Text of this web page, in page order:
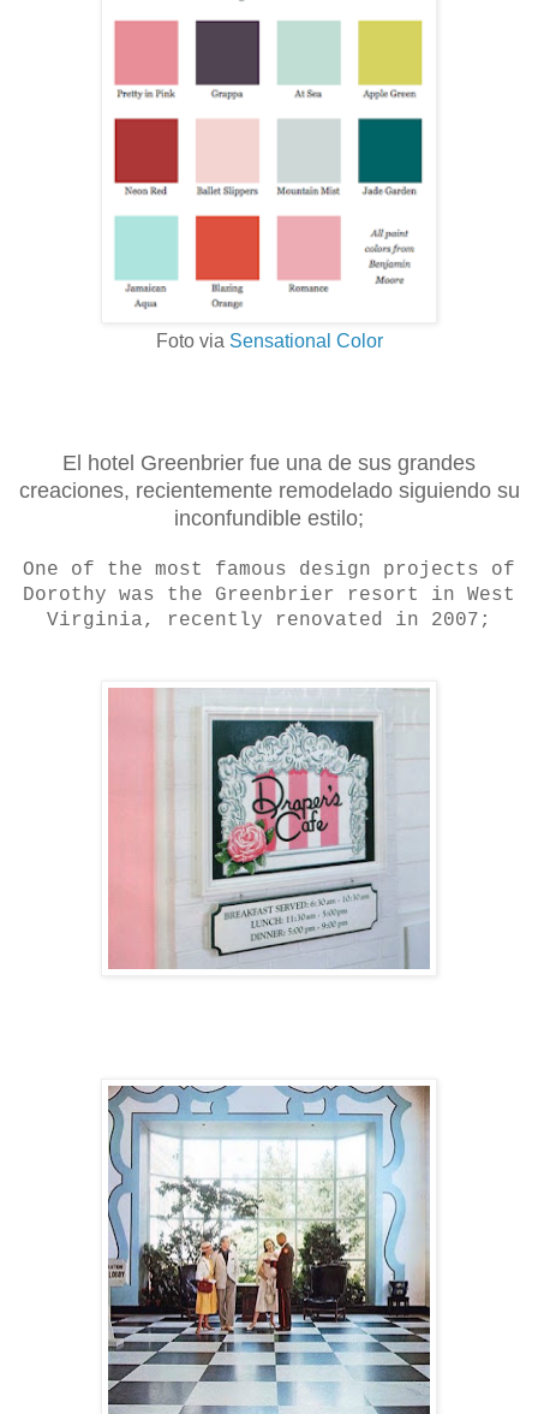
Foto via Sensational Color
El hotel Greenbrier fue una de sus grandes
creaciones, recientemente remodelado siguiendo su
inconfundible estilo;
One of the most famous design projects of
Dorothy was the Greenbrier resort in West
Virginia, recently renovated in 2007;